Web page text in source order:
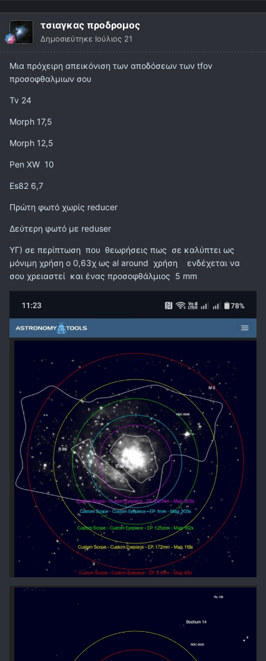
τσιαγκας προδρομος
Δημοσιεύτηκε Ιούλιος 21
Μια πρόχειρη απεικόνιση των αποδόσεων των tfov
προσοφθαλμιων σου
Tv 24
Morph 17,5
Morph 12,5
Pen XW 10
Es82 6,7
Πρώτη φωτό χωρίς reducer
Δεύτερη φωτό με reduser
YΓ) σε περίπτωση που θεωρήσεις πως σε καλύπτει ως
μόνιμη χρήση ο 0,63χ ως al around χρήση ενδέχεται να
σου χρειαστεί και ένας προσοφθάλμιος 5 mm